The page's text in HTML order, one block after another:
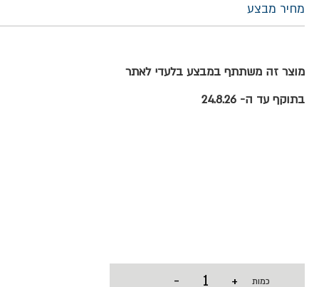
מחיר מבצע
מוצר זה משתתף במבצע בלעדי לאתר
בתוקף עד ה- 24.8.26
כמות +
-